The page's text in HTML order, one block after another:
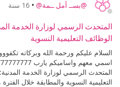
@بســ أمل ــمة@ • 16 سنة
الوظائف التعليمية النسوية
السلام عليكم ورحمة الله وبركاته
التعليمية النسوية والمطابقة خلال